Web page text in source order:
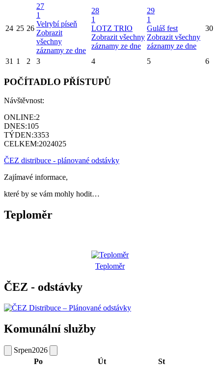
24 25 26
27
1
Velrybí píseň
Zobrazit
všechny
záznamy ze dne
28
1
LOTZ TRIO
Zobrazit všechny
záznamy ze dne
29
1
Guláš fest
Zobrazit všechny
záznamy ze dne
30
31 1 2 3 4 5 6
POČÍTADLO PŘÍSTUPŮ
Návštěvnost:
ONLINE:2
DNES:105
TÝDEN:3353
CELKEM:2024025
ČEZ distribuce - plánované odstávky
Zajímavé informace,
které by se vám mohly hodit…
Teploměr
Teploměr
ČEZ - odstávky
Komunální služby
Srpen2026
Po
Út
St